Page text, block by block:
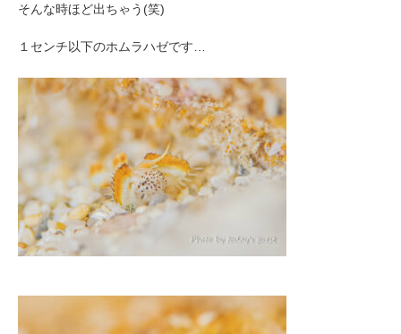
そんな時ほど出ちゃう(笑)
１センチ以下のホムラハゼです…